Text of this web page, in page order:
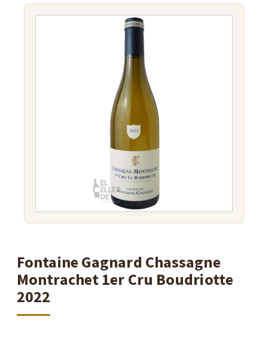
Fontaine Gagnard Chassagne
Montrachet 1er Cru Boudriotte
2022